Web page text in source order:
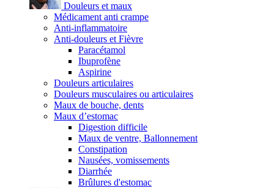
Douleurs et maux
Médicament anti crampe
Anti-inflammatoire
Anti-douleurs et Fièvre
Paracétamol
Ibuprofène
Aspirine
Douleurs articulaires
Douleurs musculaires ou articulaires
Maux de bouche, dents
Maux d’estomac
Digestion difficile
Maux de ventre, Ballonnement
Constipation
Nausées, vomissements
Diarrhée
Brûlures d'estomac